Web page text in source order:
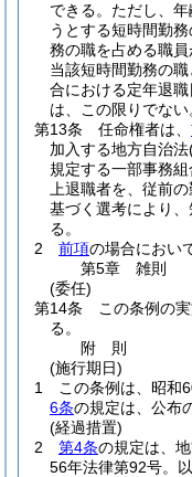
できる。 ただし、
うとする短時間勤
務の職を占める職
当該短時間勤務の
合における定年退
は、この限りでない
第13条
任命権者は、
加入する地方自治法
規定する一部事務
上退職者を、従前
基づく選考により
る。
2
前項の場合におい
第5章
雑則
(委任)
第14条
この条例の
る。
附 則
(施行期日)
1
この条例は、昭和
6条の規定は、公布
(経過措置)
2
第4条の規定は、
56年法律第92号。